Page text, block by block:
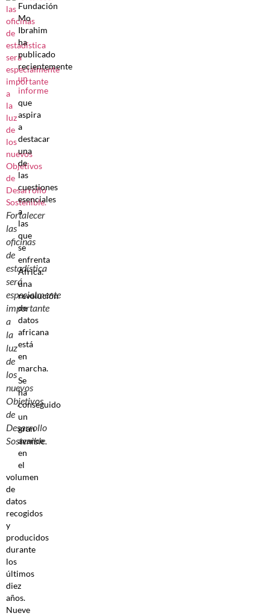
Fortalecer
las
oficinas
de
estadística
será
especialmente
importante
a
la
luz
de
los
nuevos
Objetivos
de
Desarrollo
Sostenible.
Fundación
Mo
Ibrahim
ha
publicado
recientemente
un
informe
que
aspira
a
destacar
una
de
las
cuestiones
esenciales
a
las
que
se
enfrenta
África:
una
revolución
de
datos
africana
está
en
marcha.
Se
ha
conseguido
un
gran
avance
en
el
volumen
de
datos
recogidos
y
producidos
durante
los
últimos
diez
años.
Nueve